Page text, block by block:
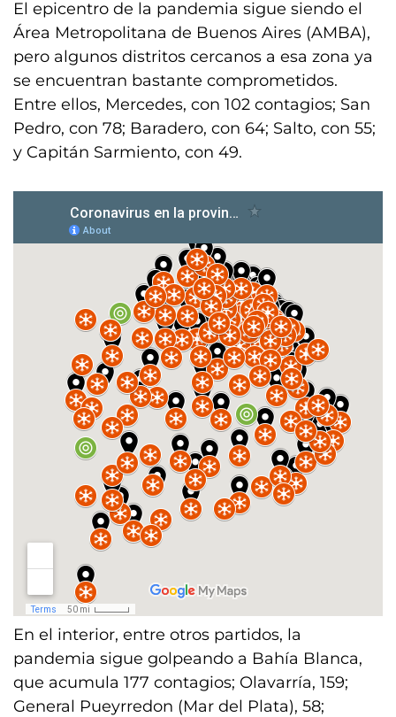
El epicentro de la pandemia sigue siendo el
Área Metropolitana de Buenos Aires (AMBA),
pero algunos distritos cercanos a esa zona ya
se encuentran bastante comprometidos.
Entre ellos, Mercedes, con 102 contagios; San
Pedro, con 78; Baradero, con 64; Salto, con 55;
y Capitán Sarmiento, con 49.
En el interior, entre otros partidos, la
pandemia sigue golpeando a Bahía Blanca,
que acumula 177 contagios; Olavarría, 159;
General Pueyrredon (Mar del Plata), 58;